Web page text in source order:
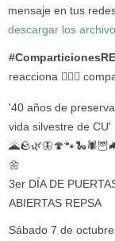
mensaje en tus
descargar los
reacciona 👍🏽💟
'40 años de
vida silvestre de CU'
🌼
3er DÍA DE
ABIERTAS REPSA
Sábado 7 de